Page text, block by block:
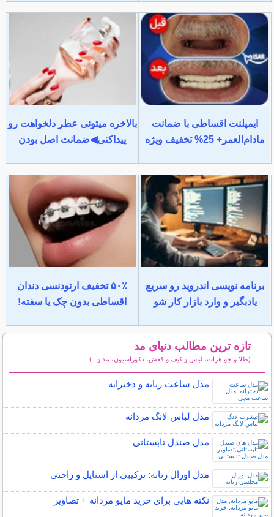
ایمپلنت اقساطی با ضمانت
مادام‌العمر+ 25% تخفیف ویژه
بالاخره میتونی عطر دلخواهت رو
پیداکنی◀ضمانت اصل بودن
برنامه نویسی اندروید رو سریع
یادبگیر و وارد بازار کار شو
۵۰٪ تخفیف ارتودنسی دندان
اقساطی بدون چک یا سفته!
تازه ترین مطالب دنیای مد
(طلا و جواهرات، لباس و کیف و کفش، دکوراسیون، مد و...)
مدل ساعت زنانه و دخترانه
مدل لباس لانگ مردانه
مدل صندل تابستانی
مدل اورال زنانه: ترکیبی از استایل و راحتی
نکته هایی برای خرید مایو مردانه + تصاویر